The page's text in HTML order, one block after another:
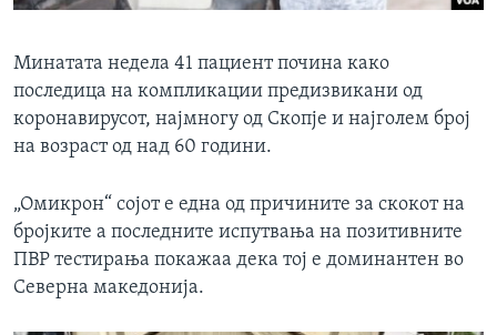
Минатата недела 41 пациент почина како
последица на компликации предизвикани од
коронавирусот, најмногу од Скопје и најголем број
на возраст од над 60 години.
„Омикрон“ сојот е една од причините за скокот на
бројките а последните испутвања на позитивните
ПВР тестирања покажаа дека тој е доминантен во
Северна македонија.